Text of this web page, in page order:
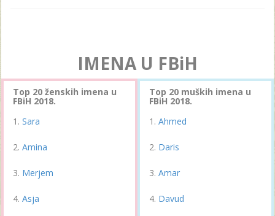
IMENA U FBiH
Top 20 ženskih imena u
FBiH 2018.
Sara
Amina
Merjem
Asja
Top 20 muških imena u
FBiH 2018.
Ahmed
Daris
Amar
Davud